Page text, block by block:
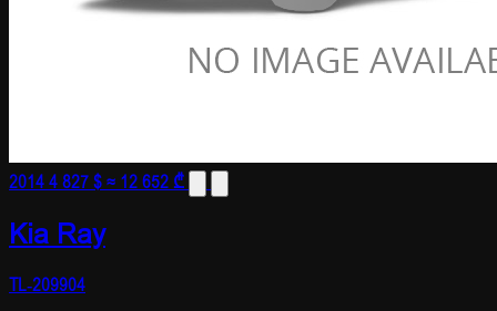
20144 827 $≈ 12 652 ₾
Kia Ray
TL-209904